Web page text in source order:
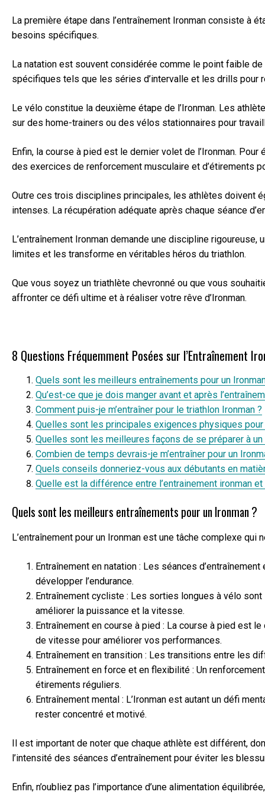
La première étape dans l’entraînement Ironman consiste à
besoins spécifiques.
La natation est souvent considérée comme le point faible
spécifiques tels que les séries d’intervalle et les drills pour
Le vélo constitue la deuxième étape de l’Ironman. Les
sur des home-trainers ou des vélos stationnaires pour
Enfin, la course à pied est le dernier volet de l’Ironman.
des exercices de renforcement musculaire et d’étirements
Outre ces trois disciplines principales, les athlètes doivent
intenses. La récupération adéquate après chaque séance
L’entraînement Ironman demande une discipline
limites et les transforme en véritables héros du triathlon.
Que vous soyez un triathlète chevronné ou que vous
affronter ce défi ultime et à réaliser votre rêve d’Ironman.
8 Questions Fréquemment Posées sur l’Entraînement
Quels sont les meilleurs entraînements pour un
Qu’est-ce que je dois manger avant et après
Comment puis-je m’entraîner pour le triathlon Ironman ?
Quelles sont les principales exigences physiques pour
Quelles sont les meilleures façons de se préparer à un
Combien de temps devrais-je m’entraîner pour un
Quels conseils donneriez-vous aux débutants en
Quelle est la différence entre l’entrainement ironman et
Quels sont les meilleurs entraînements pour un Ironman ?
L’entraînement pour un Ironman est une tâche complexe
Entraînement en natation : Les séances
développer l’endurance.
Entraînement cycliste : Les sorties longues à vélo
améliorer la puissance et la vitesse.
Entraînement en course à pied : La course à pied est
de vitesse pour améliorer vos performances.
Entraînement en transition : Les transitions entre les
Entraînement en force et en flexibilité : Un
étirements réguliers.
Entraînement mental : L’Ironman est autant un défi
rester concentré et motivé.
Il est important de noter que chaque athlète est différent,
l’intensité des séances d’entraînement pour éviter les
Enfin, n’oubliez pas l’importance d’une alimentation